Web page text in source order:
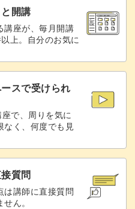
開講
講座が、毎月開講
上。自分のお気に
スで受けられ
で、周りを気に
なく、何度でも見
質問
は講師に直接質問
ん。